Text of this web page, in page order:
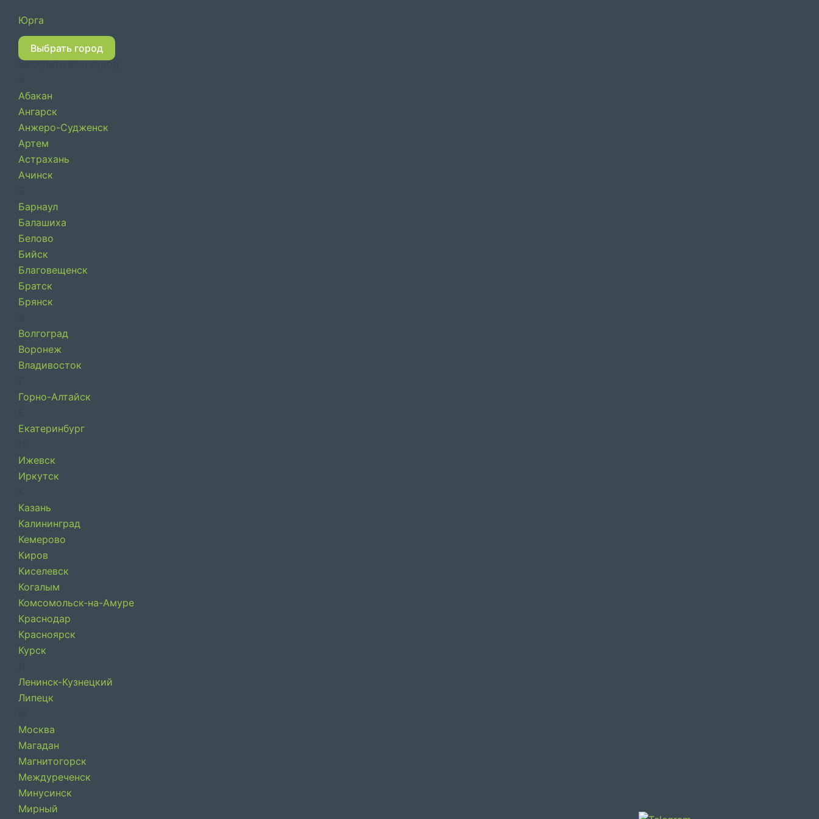
содержимому
Юрга
Выбрать город
Выберите ваш город
Абакан
Ангарск
Анжеро-Судженск
Артем
Астрахань
Ачинск
Барнаул
Балашиха
Белово
Бийск
Благовещенск
Братск
Брянск
Волгоград
Воронеж
Владивосток
Горно-Алтайск
Екатеринбург
Ижевск
Иркутск
Казань
Калининград
Кемерово
Киров
Киселевск
Когалым
Комсомольск-на-Амуре
Краснодар
Красноярск
Курск
Ленинск-Кузнецкий
Липецк
Москва
Магадан
Магнитогорск
Междуреченск
Минусинск
Мирный